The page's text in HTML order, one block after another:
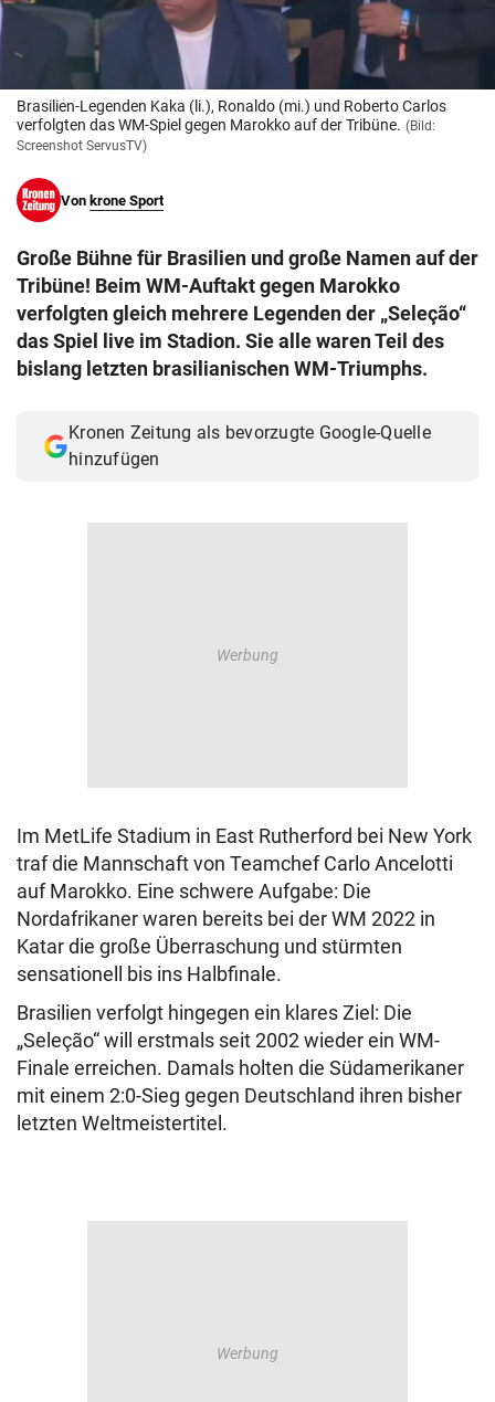
© Krone Multimedia GmbH & Co KG 2026
Muthgasse 2, 1190 Wien
Brasilien-Legenden Kaka (li.), Ronaldo (mi.) und Roberto Carlos
verfolgten das WM-Spiel gegen Marokko auf der Tribüne. (Bild:
Screenshot ServusTV)
Von krone Sport
Große Bühne für Brasilien und große Namen auf der
Tribüne! Beim WM-Auftakt gegen Marokko
verfolgten gleich mehrere Legenden der „Seleção“
das Spiel live im Stadion. Sie alle waren Teil des
bislang letzten brasilianischen WM-Triumphs.
Kronen Zeitung als bevorzugte Google-Quelle
hinzufügen
Im MetLife Stadium in East Rutherford bei New York
traf die Mannschaft von Teamchef Carlo Ancelotti
auf Marokko. Eine schwere Aufgabe: Die
Nordafrikaner waren bereits bei der WM 2022 in
Katar die große Überraschung und stürmten
sensationell bis ins Halbfinale.
Brasilien verfolgt hingegen ein klares Ziel: Die
„Seleção“ will erstmals seit 2002 wieder ein WM-
Finale erreichen. Damals holten die Südamerikaner
mit einem 2:0-Sieg gegen Deutschland ihren bisher
letzten Weltmeistertitel.